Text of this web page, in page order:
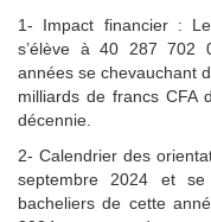
1- Impact financier :
s’élève à 40 287 702
années se chevauchant
milliards de francs CFA
décennie.
2- Calendrier des
septembre 2024 et
bacheliers de cette